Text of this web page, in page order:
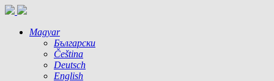
Magyar
Български
Čeština
Deutsch
English